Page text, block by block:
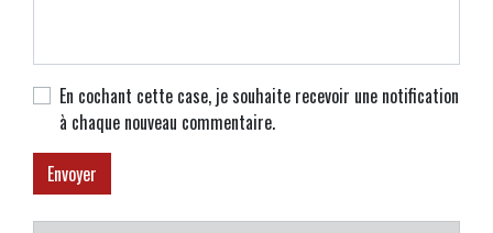
En cochant cette case, je souhaite recevoir une notification
à chaque nouveau commentaire.